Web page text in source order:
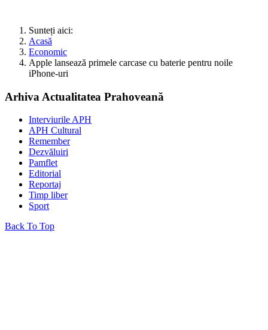
Sunteți aici:
Acasă
Economic
Apple lansează primele carcase cu baterie pentru noile
iPhone-uri
Arhiva Actualitatea Prahoveană
Interviurile APH
APH Cultural
Remember
Dezvăluiri
Pamflet
Editorial
Reportaj
Timp liber
Sport
Back To Top